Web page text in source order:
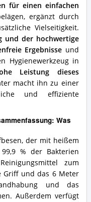
für einen einfachen
ergänzt durch
Vielseitigkeit.
und der hochwertige
Ergebnisse und
Hygienewerkzeug in
Leistung dieses
macht ihn zu einer
und effiziente
Was
der mit heißem
% der Bakterien
zum
Griff und das 6 Meter
und das
Außerdem verfügt